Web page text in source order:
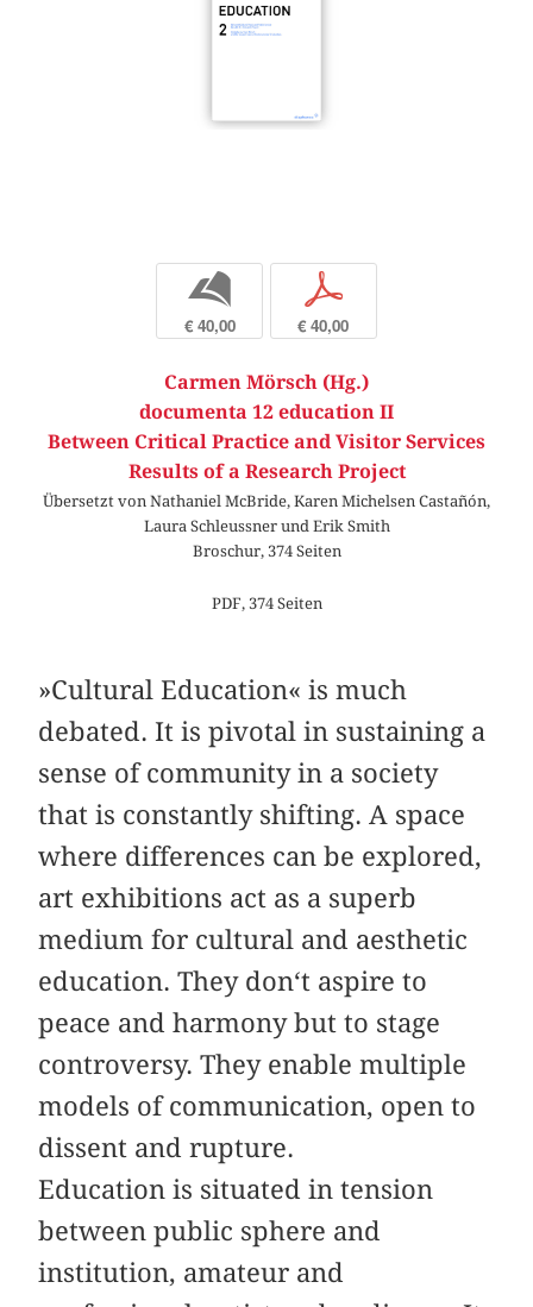
b
€ 40,00
p
€ 40,00
Carmen Mörsch (Hg.)
documenta 12 education II
Between Critical Practice and Visitor Services
Results of a Research Project
Übersetzt von Nathaniel McBride, Karen Michelsen Castañón,
Laura Schleussner und Erik Smith
Broschur, 374 Seiten
PDF, 374 Seiten
»Cultural Education« is much
debated. It is pivotal in sustaining a
sense of community in a society
that is constantly shifting. A space
where differences can be explored,
art exhibitions act as a superb
medium for cultural and aesthetic
education. They don‘t aspire to
peace and harmony but to stage
controversy. They enable multiple
models of communication, open to
dissent and rupture.
Education is situated in tension
between public sphere and
institution, amateur and